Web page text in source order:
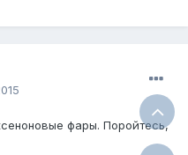
фары. Поройтесь,